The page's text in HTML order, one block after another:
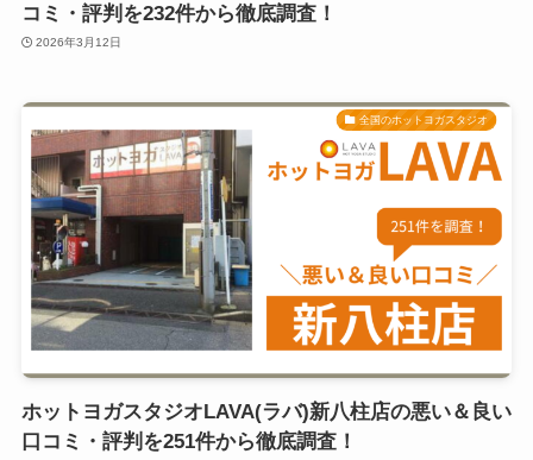
コミ・評判を232件から徹底調査！
2026年3月12日
全国のホットヨガスタジオ
ホットヨガスタジオLAVA(ラバ)新八柱店の悪い＆良い
口コミ・評判を251件から徹底調査！